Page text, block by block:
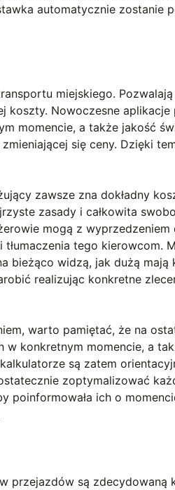
automatycznie zostanie
miejskiego. Pozwalają
koszty. Nowoczesne aplikacje
momencie, a także jakość
się ceny. Dzięki
zawsze zna dokładny
zasady i całkowita
mogą z wyprzedzeniem
tego kierowcom.
bieżąco widzą, jak dużą mają
realizując konkretne
warto pamiętać, że na
w konkretnym momencie, a
są zatem
zoptymalizować
poinformowała ich o
przejazdów są zdecydowaną